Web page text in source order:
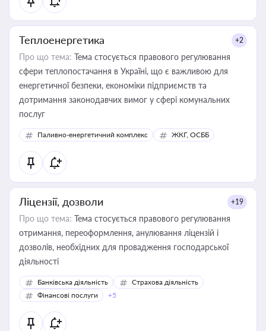
Теплоенергетика +2
Про що тема: Тема стосується правового регулювання
сфери теплопостачання в Україні, що є важливою для
енергетичної безпеки, економіки підприємств та
дотримання законодавчих вимог у сфері комунальних
послуг
Паливно-енергетичний комплекс ЖКГ, ОСББ
Ліцензії, дозволи +19
Про що тема: Тема стосується правового регулювання
отримання, переоформлення, анулювання ліцензій і
дозволів, необхідних для провадження господарської
діяльності
Банківська діяльність
Страхова діяльність
Фінансові послуги
+5